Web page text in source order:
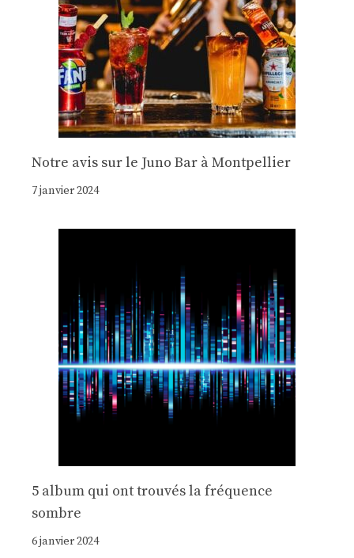
Notre avis sur le Juno Bar à Montpellier
7 janvier 2024
5 album qui ont trouvés la fréquence
sombre
6 janvier 2024